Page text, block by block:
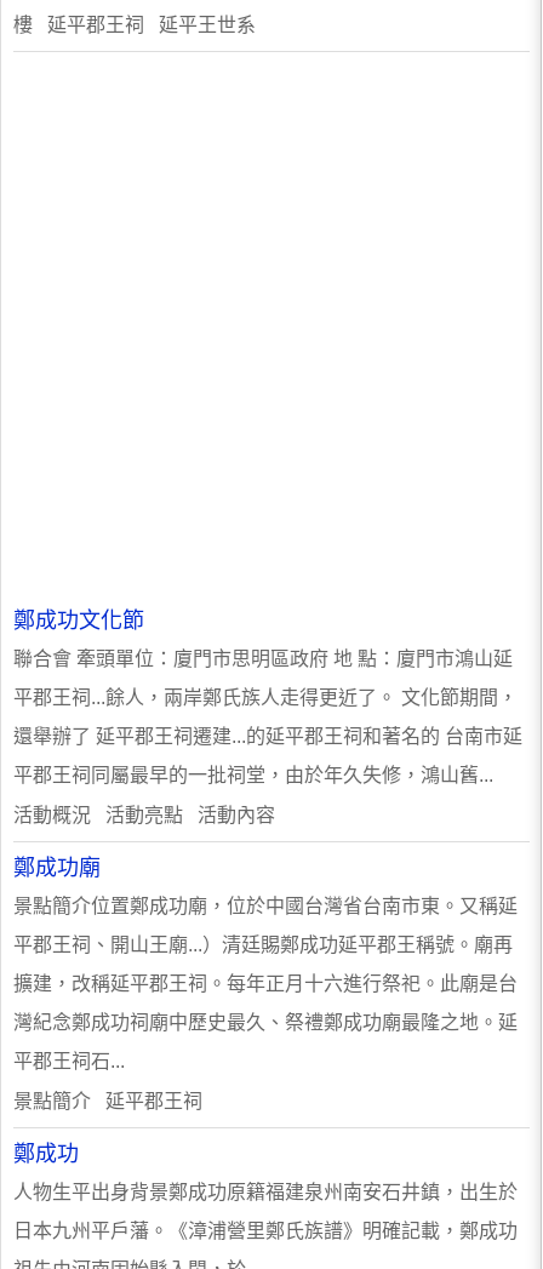
樓 延平郡王祠 延平王世系
鄭成功文化節
聯合會 牽頭單位：廈門市思明區政府 地 點：廈門市鴻山延
平郡王祠...餘人，兩岸鄭氏族人走得更近了。 文化節期間，
還舉辦了 延平郡王祠遷建...的延平郡王祠和著名的 台南市延
平郡王祠同屬最早的一批祠堂，由於年久失修，鴻山舊...
活動概況 活動亮點 活動內容
鄭成功廟
景點簡介位置鄭成功廟，位於中國台灣省台南市東。又稱延
平郡王祠、開山王廟...）清廷賜鄭成功延平郡王稱號。廟再
擴建，改稱延平郡王祠。每年正月十六進行祭祀。此廟是台
灣紀念鄭成功祠廟中歷史最久、祭禮鄭成功廟最隆之地。延
平郡王祠石...
景點簡介 延平郡王祠
鄭成功
人物生平出身背景鄭成功原籍福建泉州南安石井鎮，出生於
日本九州平戶藩。《漳浦營里鄭氏族譜》明確記載，鄭成功